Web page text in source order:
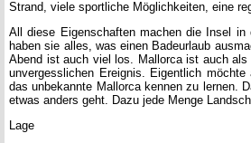
Strand, viele sportliche Möglichkeiten, eine
All diese Eigenschaften machen die Insel in
haben sie alles, was einen Badeurlaub
Abend ist auch viel los. Mallorca ist auch
unvergesslichen Ereignis. Eigentlich
das unbekannte Mallorca kennen zu lernen.
etwas anders geht. Dazu jede Menge
Lage